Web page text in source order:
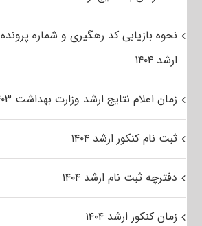
نحوه بازیابی کد رهگیری و شماره پرونده
ارشد ۱۴۰۴
زمان اعلام نتایج ارشد وزارت بهداشت ۱۴۰۳
ثبت نام کنکور ارشد ۱۴۰۴
دفترچه ثبت نام ارشد ۱۴۰۴
زمان کنکور ارشد ۱۴۰۴